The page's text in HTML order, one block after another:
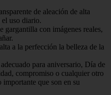
de aleación de alta
uso diario.
gargantilla con imágenes reales,
a la perfección la belleza de la
para aniversario, Día de
compromiso o cualquier otro
importante que son en su